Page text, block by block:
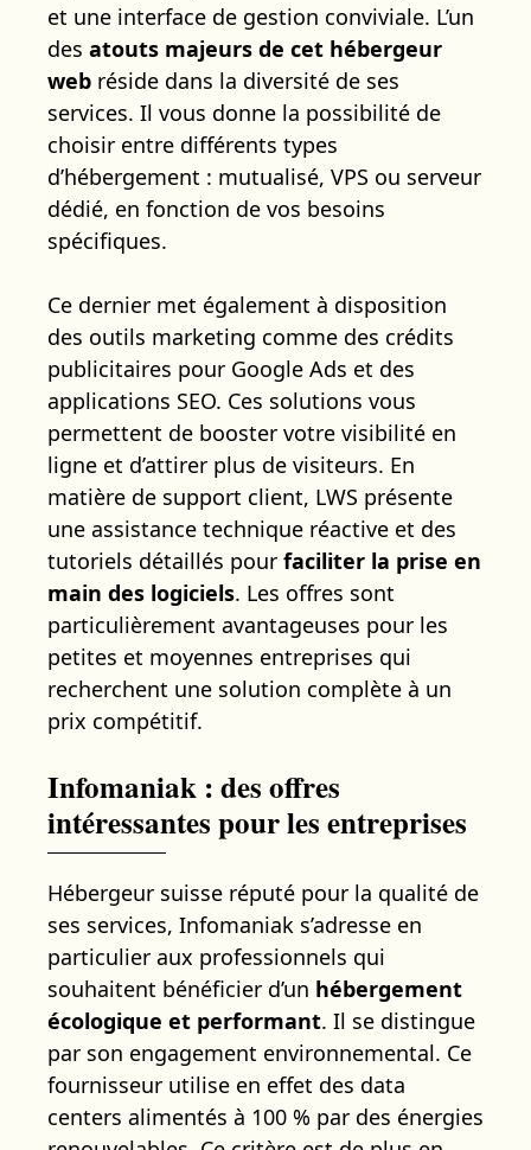
et une interface de gestion conviviale. L’un
des atouts majeurs de cet hébergeur
web réside dans la diversité de ses
services. Il vous donne la possibilité de
choisir entre différents types
d’hébergement : mutualisé, VPS ou serveur
dédié, en fonction de vos besoins
spécifiques.
Ce dernier met également à disposition
des outils marketing comme des crédits
publicitaires pour Google Ads et des
applications SEO. Ces solutions vous
permettent de booster votre visibilité en
ligne et d’attirer plus de visiteurs. En
matière de support client, LWS présente
une assistance technique réactive et des
tutoriels détaillés pour faciliter la prise en
main des logiciels. Les offres sont
particulièrement avantageuses pour les
petites et moyennes entreprises qui
recherchent une solution complète à un
prix compétitif.
Infomaniak : des offres
intéressantes pour les entreprises
Hébergeur suisse réputé pour la qualité de
ses services, Infomaniak s’adresse en
particulier aux professionnels qui
souhaitent bénéficier d’un hébergement
écologique et performant. Il se distingue
par son engagement environnemental. Ce
fournisseur utilise en effet des data
centers alimentés à 100 % par des énergies